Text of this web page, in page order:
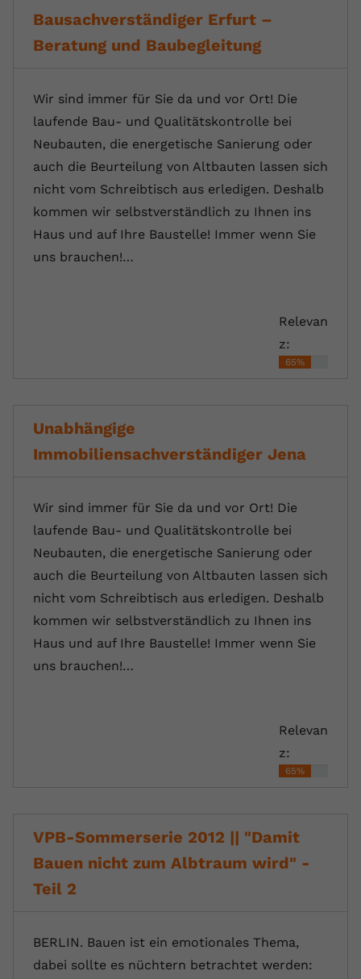
Bausachverständiger Erfurt –
Beratung und Baubegleitung
Wir sind immer für Sie da und vor Ort! Die
laufende Bau- und Qualitätskontrolle bei
Neubauten, die energetische Sanierung oder
auch die Beurteilung von Altbauten lassen sich
nicht vom Schreibtisch aus erledigen. Deshalb
kommen wir selbstverständlich zu Ihnen ins
Haus und auf Ihre Baustelle! Immer wenn Sie
uns brauchen!…
Relevan
z:
65%
Unabhängige
Immobiliensachverständiger Jena
Wir sind immer für Sie da und vor Ort! Die
laufende Bau- und Qualitätskontrolle bei
Neubauten, die energetische Sanierung oder
auch die Beurteilung von Altbauten lassen sich
nicht vom Schreibtisch aus erledigen. Deshalb
kommen wir selbstverständlich zu Ihnen ins
Haus und auf Ihre Baustelle! Immer wenn Sie
uns brauchen!…
Relevan
z:
65%
VPB-Sommerserie 2012 || "Damit
Bauen nicht zum Albtraum wird" -
Teil 2
BERLIN. Bauen ist ein emotionales Thema,
dabei sollte es nüchtern betrachtet werden: